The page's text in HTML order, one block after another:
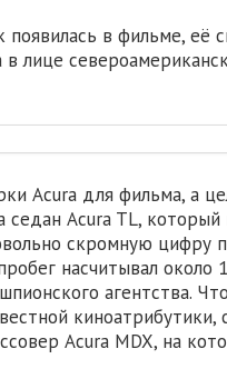
в фильме, её
лице
Acura для фильма, а
седан Acura TL,
скромную цифру
насчитывал
агентства.
Acura MDX, на